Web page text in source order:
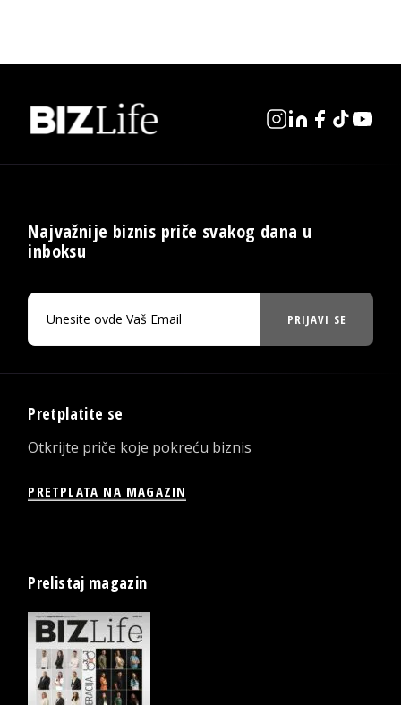
Najvažnije biznis priče svakog dana u
inboksu
PRIJAVI SE
Pretplatite se
Otkrijte priče koje pokreću biznis
PRETPLATA NA MAGAZIN
Prelistaj magazin